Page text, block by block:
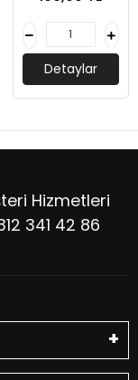
Detaylar
Hizmetleri
341 42 86